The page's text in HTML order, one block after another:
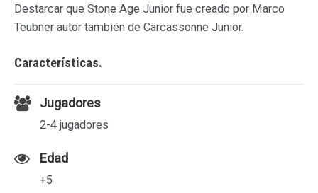
Destarcar que Stone Age Junior fue creado por Marco
Teubner autor también de Carcassonne Junior.
Características.
Jugadores
2-4 jugadores
Edad
+5